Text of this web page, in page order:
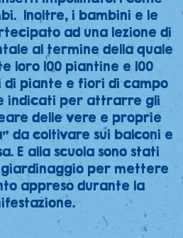
Inoltre, i bambini e le
ad una lezione di
al termine della quale
loro 100 piantine e 100
di piante e fiori di campo
indicati per attrarre gli
delle vere e proprie
da coltivare sui balconi e
E alla scuola sono stati
per mettere
appreso durante la